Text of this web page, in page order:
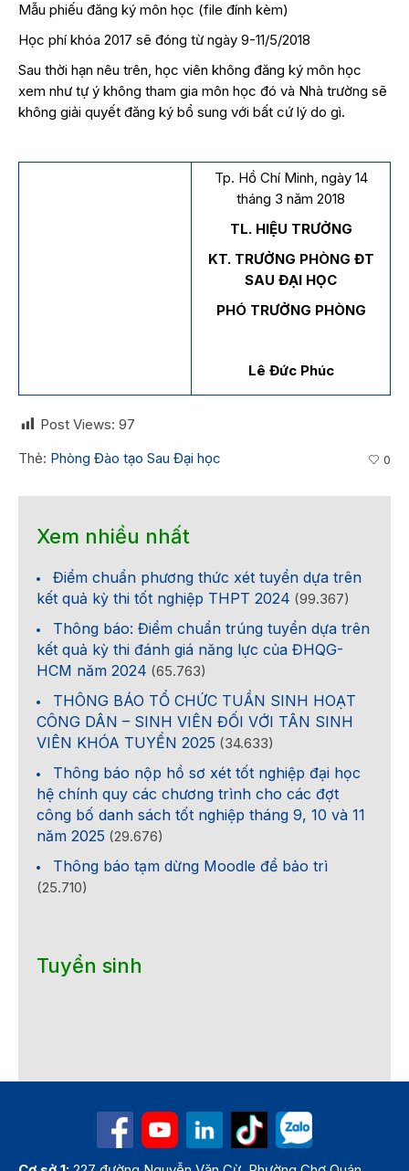
Mẫu phiếu đăng ký môn học (file đính kèm)
Học phí khóa 2017 sẽ đóng từ ngày 9-11/5/2018
Sau thời hạn nêu trên, học viên không đăng ký môn học
xem như tự ý không tham gia môn học đó và Nhà trường sẽ
không giải quyết đăng ký bổ sung với bất cứ lý do gì.
Tp. Hồ Chí Minh, ngày 14
tháng 3 năm 2018
TL. HIỆU TRƯỞNG
KT. TRƯỞNG PHÒNG ĐT
SAU ĐẠI HỌC
PHÓ TRƯỞNG PHÒNG
Lê Đức Phúc
Post Views: 97
Thẻ: Phòng Đào tạo Sau Đại học 0
Xem nhiều nhất
Điểm chuẩn phương thức xét tuyển dựa trên
kết quả kỳ thi tốt nghiệp THPT 2024 (99.367)
Thông báo: Điểm chuẩn trúng tuyển dựa trên
kết quả kỳ thi đánh giá năng lực của ĐHQG-
HCM năm 2024 (65.763)
THÔNG BÁO TỔ CHỨC TUẦN SINH HOẠT
CÔNG DÂN – SINH VIÊN ĐỐI VỚI TÂN SINH
VIÊN KHÓA TUYỂN 2025 (34.633)
Thông báo nộp hồ sơ xét tốt nghiệp đại học
hệ chính quy các chương trình cho các đợt
công bố danh sách tốt nghiệp tháng 9, 10 và 11
năm 2025 (29.676)
Thông báo tạm dừng Moodle để bảo trì
(25.710)
Tuyển sinh